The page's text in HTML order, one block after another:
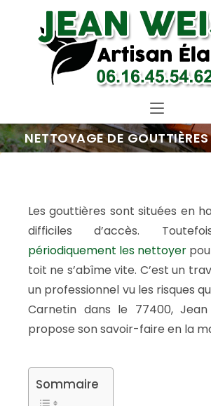
NETTOYAGE DE
Les gouttières sont situées en
difficiles d’accès.
périodiquement les nettoyer
toit ne s’abîme vite. C’est un
un professionnel vu les risques
Carnetin dans le 77400, Jean
propose son savoir-faire en la
Sommaire